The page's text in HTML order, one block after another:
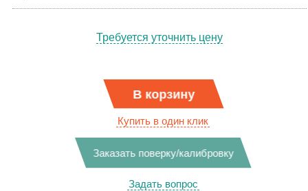
Требуется уточнить цену
В корзину
Купить в один клик
Заказать поверку/калибровку
Задать вопрос